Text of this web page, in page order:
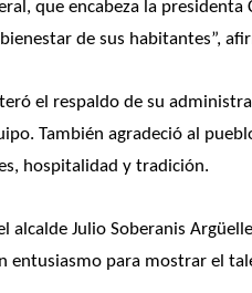
que encabeza la
de sus habitantes”,
el respaldo de su
También agradeció al
hospitalidad y tradición.
alcalde Julio Soberanis
entusiasmo para mostrar el